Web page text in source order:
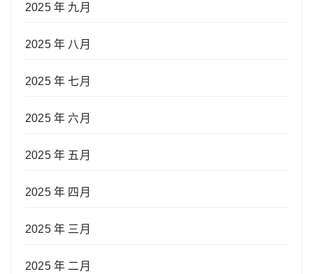
2025 年 九月
2025 年 八月
2025 年 七月
2025 年 六月
2025 年 五月
2025 年 四月
2025 年 三月
2025 年 二月